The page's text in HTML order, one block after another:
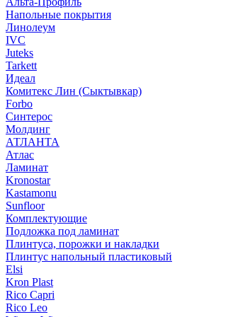
Напольные покрытия
Линолеум
IVC
Juteks
Tarkett
Идеал
Комитекс Лин (Сыктывкар)
Forbo
Синтерос
Молдинг
АТЛАНТА
Атлас
Ламинат
Kronostar
Kastamonu
Sunfloor
Комплектующие
Подложка под ламинат
Плинтуса, порожки и накладки
Плинтус напольный пластиковый
Elsi
Kron Plast
Rico Capri
Rico Leo